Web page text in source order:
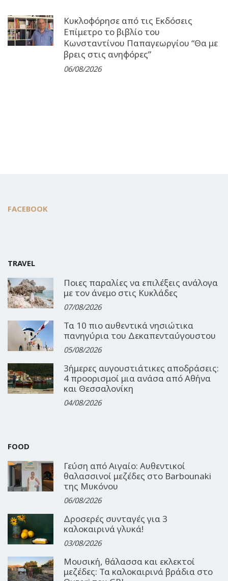
Κυκλοφόρησε από τις Εκδόσεις
Επίμετρο το βιβλίο του
Κωνσταντίνου Παπαγεωργίου “Θα με
βρεις στις ανηφόρες”
06/08/2026
FACEBOOK
TRAVEL
Ποιες παραλίες να επιλέξεις ανάλογα
με τον άνεμο στις Κυκλάδες
07/08/2026
Τα 10 πιο αυθεντικά νησιώτικα
πανηγύρια του Δεκαπενταύγουστου
05/08/2026
3ήμερες αυγουστιάτικες αποδράσεις:
4 προορισμοί μια ανάσα από Αθήνα
και Θεσσαλονίκη
04/08/2026
FOOD
Γεύση από Αιγαίο: Αυθεντικοί
θαλασσινοί μεζέδες στο Barbounaki
της Μυκόνου
06/08/2026
Δροσερές συνταγές για 3
καλοκαιρινά γλυκά!
03/08/2026
Μουσική, θάλασσα και εκλεκτοί
μεζέδες: Τα καλοκαιρινά βράδια στο